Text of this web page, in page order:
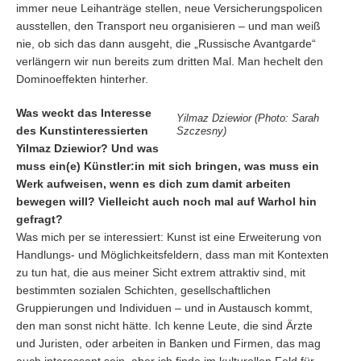
immer neue Leihanträge stellen, neue Versicherungspolicen
ausstellen, den Transport neu organisieren – und man weiß
nie, ob sich das dann ausgeht, die „Russische Avantgarde“
verlängern wir nun bereits zum dritten Mal. Man hechelt den
Dominoeffekten hinterher.
Yilmaz Dziewior (Photo: Sarah
Szczesny)
Was weckt das Interesse
des Kunstinteressierten
Yilmaz Dziewior? Und was
muss ein(e) Künstler:in mit sich bringen, was muss ein
Werk aufweisen, wenn es dich zum damit arbeiten
bewegen will? Vielleicht auch noch mal auf Warhol hin
gefragt?
Was mich per se interessiert: Kunst ist eine Erweiterung von
Handlungs- und Möglichkeitsfeldern, dass man mit Kontexten
zu tun hat, die aus meiner Sicht extrem attraktiv sind, mit
bestimmten sozialen Schichten, gesellschaftlichen
Gruppierungen und Individuen – und in Austausch kommt,
den man sonst nicht hätte. Ich kenne Leute, die sind Ärzte
und Juristen, oder arbeiten in Banken und Firmen, das mag